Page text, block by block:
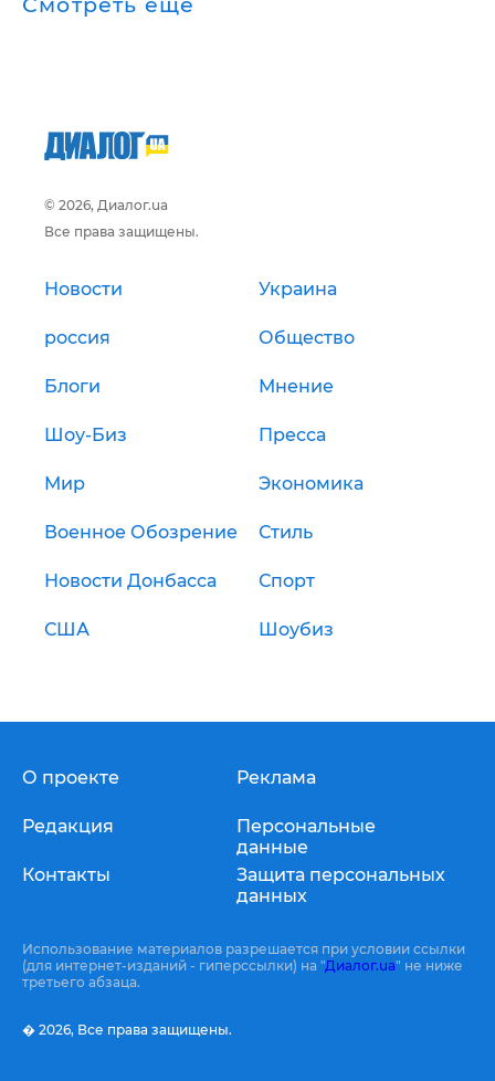
Смотреть ещё
© 2026, Диалог.ua
Все права защищены.
Новости Украина
россия Общество
Блоги Мнение
Шоу-Биз Пресса
Мир Экономика
Военное Обозрение Стиль
Новости Донбасса Спорт
США Шоубиз
О проекте
Редакция
Контакты
Реклама
Персональные
данные
Защита персональных
данных
Использование материалов разрешается при условии ссылки
(для интернет-изданий - гиперссылки) на "Диалог.ua" не ниже
третьего абзаца.
� 2026, Все права защищены.